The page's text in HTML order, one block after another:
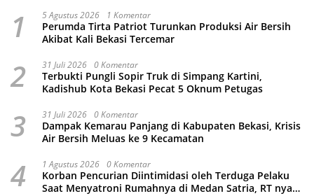
1 5 Agustus 2026 1 Komentar
Perumda Tirta Patriot Turunkan Produksi Air Bersih
Akibat Kali Bekasi Tercemar
2 31 Juli 2026 0 Komentar
Terbukti Pungli Sopir Truk di Simpang Kartini,
Kadishub Kota Bekasi Pecat 5 Oknum Petugas
3 31 Juli 2026 0 Komentar
Dampak Kemarau Panjang di Kabupaten Bekasi, Krisis
Air Bersih Meluas ke 9 Kecamatan
4 1 Agustus 2026 0 Komentar
Korban Pencurian Diintimidasi oleh Terduga Pelaku
Saat Menyatroni Rumahnya di Medan Satria, RT nya